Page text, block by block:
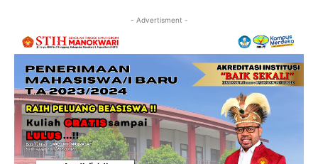
- Advertisment -